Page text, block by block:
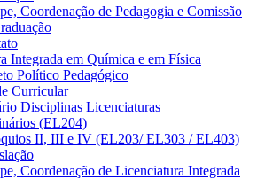
Coordenação de Pedagogia e Comissão
Integrada em Química e em Física
Político Pedagógico
Curricular
Disciplinas Licenciaturas
(EL204)
II, III e IV (EL203/ EL303 / EL403)
Coordenação de Licenciatura Integrada